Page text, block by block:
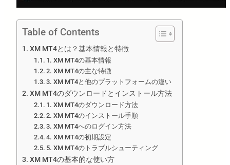
Table of Contents
XM MT4とは？基本情報と特徴
1. XM MT4の基本情報
2. XM MT4の主な特徴
3. XM MT4と他のプラットフォームの違い
XM MT4のダウンロードとインストール方法
1. XM MT4のダウンロード方法
2. XM MT4のインストール手順
3. XM MT4へのログイン方法
4. XM MT4の初期設定
5. XM MT4のトラブルシューティング
XM MT4の基本的な使い方